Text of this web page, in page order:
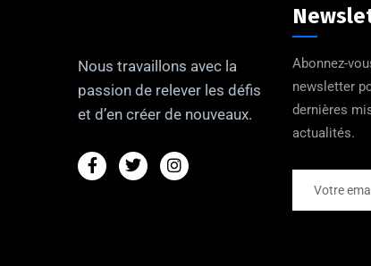
Nous travaillons avec la
passion de relever les défis
et d’en créer de nouveaux.
Abonnez-
newsletter
dernières
actualités.